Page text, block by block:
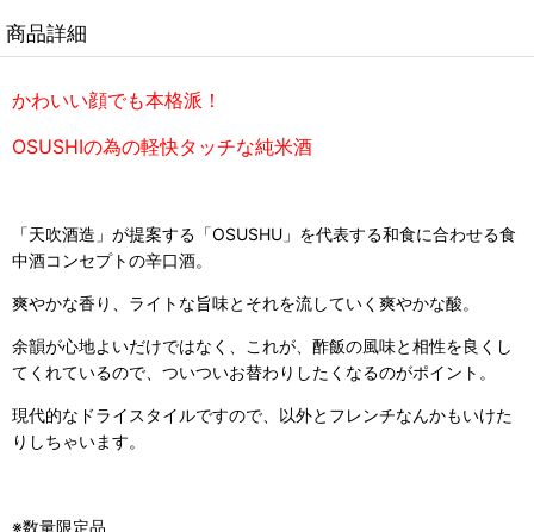
商品詳細
かわいい顔でも本格派！
OSUSHIの為の軽快タッチな純米酒
「天吹酒造」が提案する「OSUSHU」を代表する和食に合わせる食
中酒コンセプトの辛口酒。
爽やかな香り、ライトな旨味とそれを流していく爽やかな酸。
余韻が心地よいだけではなく、これが、酢飯の風味と相性を良くし
てくれているので、ついついお替わりしたくなるのがポイント。
現代的なドライスタイルですので、以外とフレンチなんかもいけた
りしちゃいます。
※数量限定品